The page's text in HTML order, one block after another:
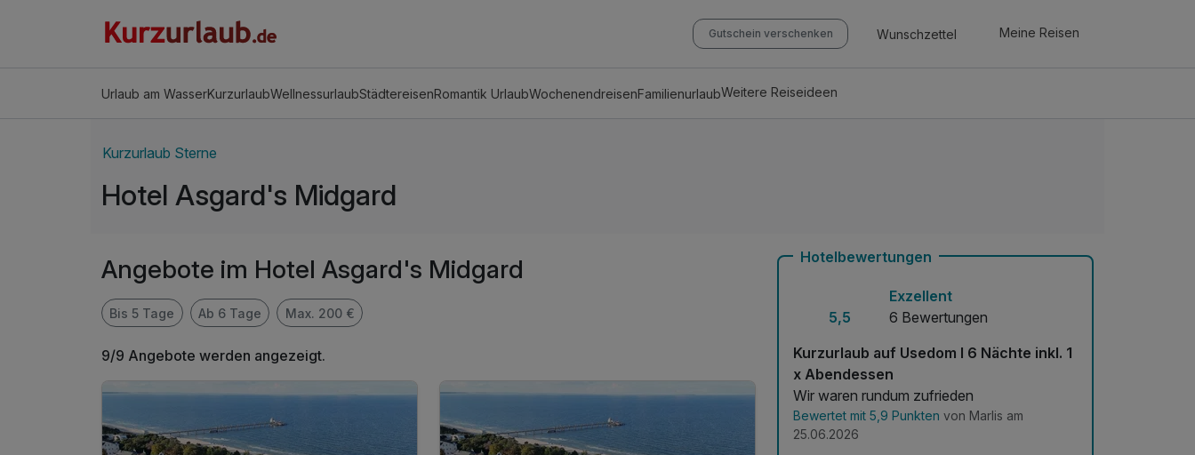
Gutschein verschenken Wunschzettel Meine Reisen
Urlaub am WasserKurzurlaubWellnessurlaubStädtereisenRomantik UrlaubWochenendreisenFamilienurlaubWeitere Reiseideen
Kurzurlaub Sterne
Hotel Asgard's Midgard
Angebote im Hotel Asgard's Midgard
Bis 5 Tage Ab 6 Tage Max. 200 €
9/9 Angebote werden angezeigt.
Hotelbewertungen
5,5
Exzellent
6 Bewertungen
Kurzurlaub auf Usedom I 6 Nächte inkl. 1
x Abendessen
Wir waren rundum zufrieden
Bewertet mit 5,9 Punkten von Marlis am
25.06.2026